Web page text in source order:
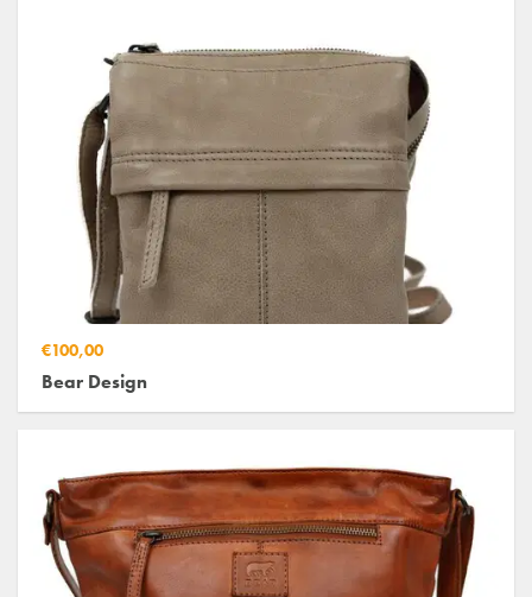
€100,00
Bear Design